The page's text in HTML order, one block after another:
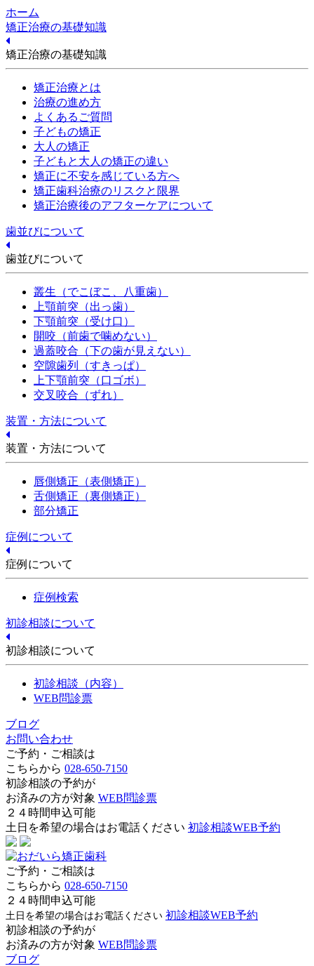
ホーム
矯正治療の基礎知識
矯正治療の基礎知識
矯正治療とは
治療の進め方
よくあるご質問
子どもの矯正
大人の矯正
子どもと大人の矯正の違い
矯正に不安を感じている方へ
矯正歯科治療のリスクと限界
矯正治療後のアフターケアについて
歯並びについて
歯並びについて
叢生（でこぼこ、八重歯）
上顎前突（出っ歯）
下顎前突（受け口）
開咬（前歯で噛めない）
過蓋咬合（下の歯が見えない）
空隙歯列（すきっぱ）
上下顎前突（口ゴボ）
交叉咬合（ずれ）
装置・方法について
装置・方法について
唇側矯正（表側矯正）
舌側矯正（裏側矯正）
部分矯正
症例について
症例について
症例検索
初診相談について
初診相談について
初診相談（内容）
WEB問診票
ブログ
お問い合わせ
ご予約・ご相談は
こちらから 028-650-7150
初診相談の予約が
お済みの方が対象 WEB問診票
２４時間申込可能
土日を希望の場合はお電話ください 初診相談WEB予約
ご予約・ご相談は
こちらから 028-650-7150
２４時間申込可能
土日を希望の場合はお電話ください 初診相談WEB予約
初診相談の予約が
お済みの方が対象 WEB問診票
ブログ